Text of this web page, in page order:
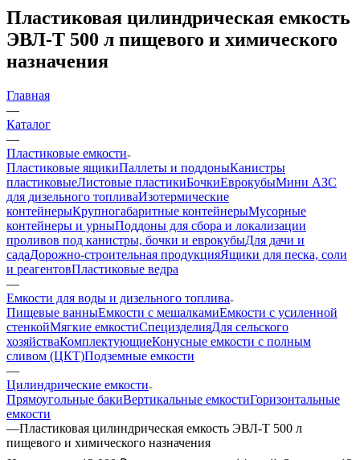
Пластиковая цилиндрическая емкость
ЭВЛ-Т 500 л пищевого и химического
назначения
Главная
—
Каталог
—
Пластиковые емкости
Пластиковые ящикиПаллеты и поддоныКанистры
пластиковыеЛистовые пластикиБочкиЕврокубыМини АЗС
для дизельного топливаИзотермические
контейнерыКрупногабаритные контейнерыМусорные
контейнеры и урныПоддоны для сбора и локализации
проливов под канистры, бочки и еврокубыДля дачи и
садаДорожно-строительная продукцияЯщики для песка, соли
и реагентовПластиковые ведра
—
Емкости для воды и дизельного топлива
Пищевые ванныЕмкости с мешалкамиЕмкости с усиленной
стенкойМягкие емкостиСпецизделияДля сельского
хозяйстваКомплектующиеКонусные емкости с полным
сливом (ЦКТ)Подземные емкости
—
Цилиндрические емкости
Прямоугольные бакиВертикальные емкостиГоризонтальные
емкости
—Пластиковая цилиндрическая емкость ЭВЛ-Т 500 л
пищевого и химического назначения